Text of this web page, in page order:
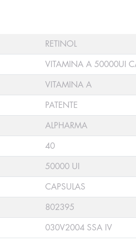
RETINOL
VITAMINA A 50000UI
VITAMINA A
PATENTE
ALPHARMA
40
50000 UI
CAPSULAS
802395
030V2004 SSA IV